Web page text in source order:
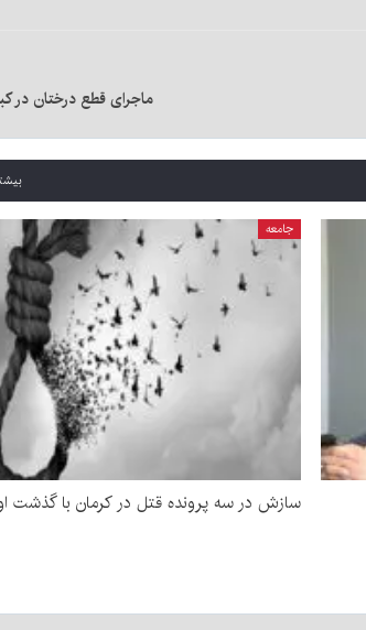
ماجرای قطع درختان در
جامعه
سازش در سه پرونده قتل در کرمان با گذشت